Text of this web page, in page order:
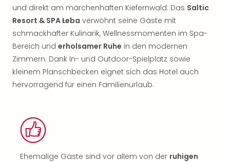
und direkt am märchenhaften Kiefernwald: Das Saltic
Resort & SPA Łeba verwöhnt seine Gäste mit
schmackhafter Kulinarik, Wellnessmomenten im Spa-
Bereich und erholsamer Ruhe in den modernen
Zimmern. Dank In- und Outdoor-Spielplatz sowie
kleinem Planschbecken eignet sich das Hotel auch
hervorragend für einen Familienurlaub.
Ehemalige Gäste sind vor allem von der ruhigen